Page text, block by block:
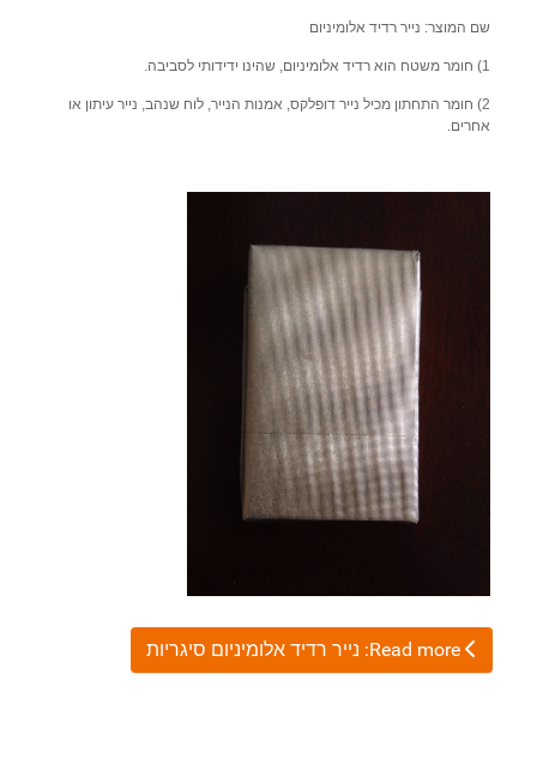
שם המוצר: נייר רדיד אלומיניום
1) חומר משטח הוא רדיד אלומיניום, שהינו ידידותי לסביבה.
2) חומר התחתון מכיל נייר דופלקס, אמנות הנייר, לוח שנהב, נייר עיתון או
אחרים.